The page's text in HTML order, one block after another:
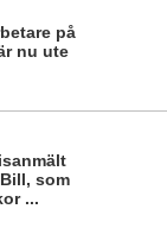
på
nu ute
som
...